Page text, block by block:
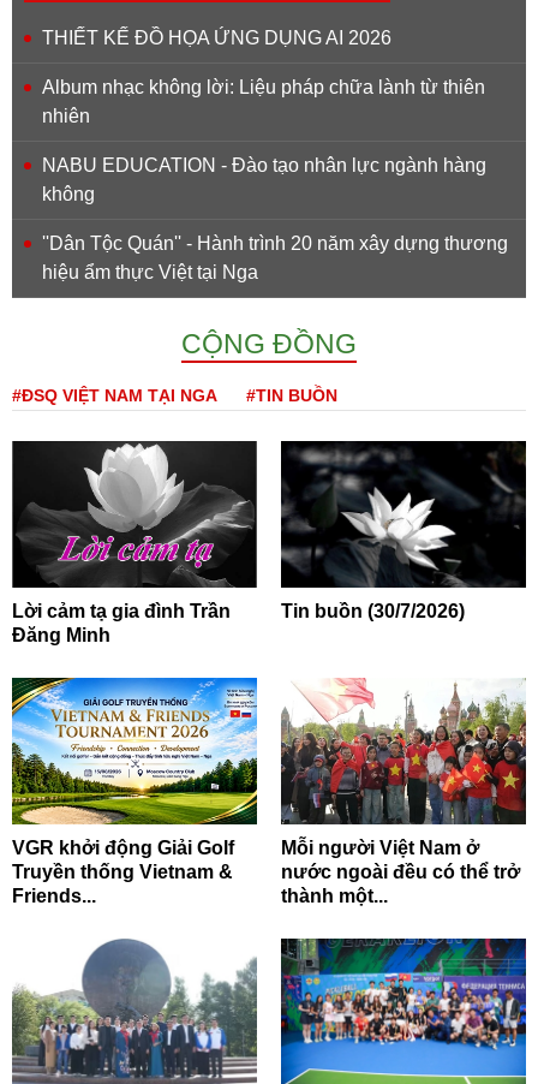
THIẾT KẾ ĐỒ HỌA ỨNG DỤNG AI 2026
Album nhạc không lời: Liệu pháp chữa lành từ thiên
nhiên
NABU EDUCATION - Đào tạo nhân lực ngành hàng
không
''Dân Tộc Quán'' - Hành trình 20 năm xây dựng thương
hiệu ẩm thực Việt tại Nga
CỘNG ĐỒNG
#ĐSQ VIỆT NAM TẠI NGA #TIN BUỒN
Lời cảm tạ gia đình Trần
Đăng Minh
Tin buồn (30/7/2026)
VGR khởi động Giải Golf
Truyền thống Vietnam &
Friends...
Mỗi người Việt Nam ở
nước ngoài đều có thể trở
thành một...